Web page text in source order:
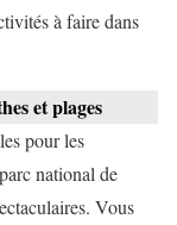
à faire dans
et plages
pour les
national de
Vous